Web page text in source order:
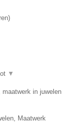
)
▼
in juwelen
Maatwerk